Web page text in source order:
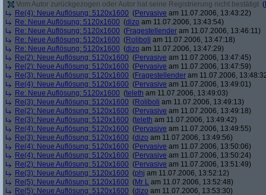
Vom Autor zurückgezogen oder Autor hat seine Registrierung nicht bestätigt (
Re(4): Neue Auflösung: 5120x1600 (Pervasive am 11.07.2006, 13:43:22)
Re: Neue Auflösung: 5120x1600 (dizo am 11.07.2006, 13:43:54)
Re: Neue Auflösung: 5120x1600 (Fragestellender am 11.07.2006, 13:46:11)
Re: Neue Auflösung: 5120x1600 (Roliboli am 11.07.2006, 13:47:18)
Re: Neue Auflösung: 5120x1600 (dizo am 11.07.2006, 13:47:29)
Re(2): Neue Auflösung: 5120x1600 (Pervasive am 11.07.2006, 13:47:45)
Re(2): Neue Auflösung: 5120x1600 (Pervasive am 11.07.2006, 13:47:59)
Re(3): Neue Auflösung: 5120x1600 (Fragestellender am 11.07.2006,
Re(4): Neue Auflösung: 5120x1600 (Pervasive am 11.07.2006, 13:49:01)
Re: Neue Auflösung: 5120x1600 (teleth am 11.07.2006, 13:49:03)
Re(3): Neue Auflösung: 5120x1600 (Roliboli am 11.07.2006, 13:49:13)
Re(2): Neue Auflösung: 5120x1600 (Pervasive am 11.07.2006, 13:49:18)
Re(3): Neue Auflösung: 5120x1600 (teleth am 11.07.2006, 13:49:42)
Re(4): Neue Auflösung: 5120x1600 (Pervasive am 11.07.2006, 13:49:55)
Re(3): Neue Auflösung: 5120x1600 (dizo am 11.07.2006, 13:49:56)
Re(4): Neue Auflösung: 5120x1600 (Pervasive am 11.07.2006, 13:50:06)
Re(4): Neue Auflösung: 5120x1600 (Pervasive am 11.07.2006, 13:50:24)
Re(2): Neue Auflösung: 5120x1600 (Pervasive am 11.07.2006, 13:51:49)
Re(3): Neue Auflösung: 5120x1600 (phj am 11.07.2006, 13:52:12)
Re(5): Neue Auflösung: 5120x1600 (Mr L am 11.07.2006, 13:52:48)
Re(5): Neue Auflösung: 5120x1600 (dizo am 11.07.2006, 13:53:30)